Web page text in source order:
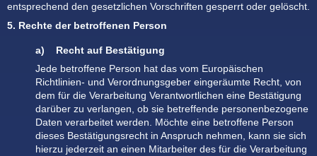
entsprechend den gesetzlichen Vorschriften gesperrt oder gelöscht.
5. Rechte der betroffenen Person
a) Recht auf Bestätigung
Jede betroffene Person hat das vom Europäischen
Richtlinien- und Verordnungsgeber eingeräumte Recht, von
dem für die Verarbeitung Verantwortlichen eine Bestätigung
darüber zu verlangen, ob sie betreffende personenbezogene
Daten verarbeitet werden. Möchte eine betroffene Person
dieses Bestätigungsrecht in Anspruch nehmen, kann sie sich
hierzu jederzeit an einen Mitarbeiter des für die Verarbeitung